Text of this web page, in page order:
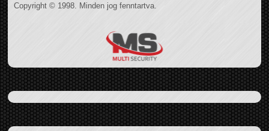
Copyright © 1998. Minden jog fenntartva.